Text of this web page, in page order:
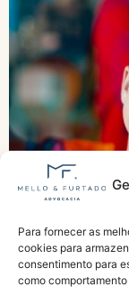
Para fornecer as
cookies para
consentimento para
como
Justiça obriga
para órfãos